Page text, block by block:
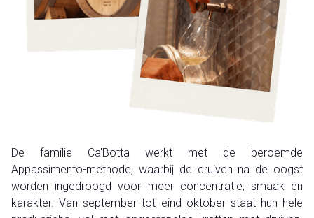
De familie Ca'Botta werkt met de beroemde
Appassimento-methode, waarbij de druiven na de oogst
worden ingedroogd voor meer concentratie, smaak en
karakter. Van september tot eind oktober staat hun hele